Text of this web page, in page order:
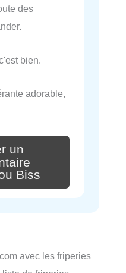
des
bien.
adorable,
un
Biss
avec les friperies